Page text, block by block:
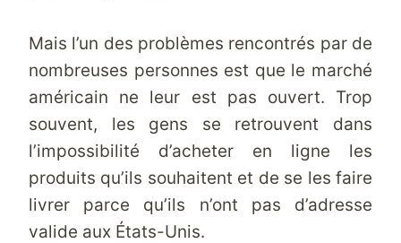
Mais l’un des problèmes rencontrés par de
nombreuses personnes est que le marché
américain ne leur est pas ouvert. Trop
souvent, les gens se retrouvent dans
l’impossibilité d’acheter en ligne les
produits qu’ils souhaitent et de se les faire
livrer parce qu’ils n’ont pas d’adresse
valide aux États-Unis.